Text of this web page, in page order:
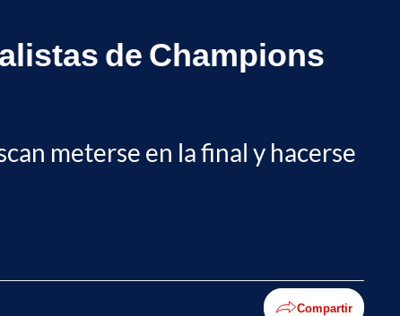
de Champions
meterse en la final y hacerse
Compartir